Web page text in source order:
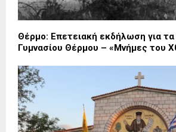
Θέρμο: Επετειακή εκδήλωση για τα
Γυμνασίου Θέρμου – «Μνήμες του